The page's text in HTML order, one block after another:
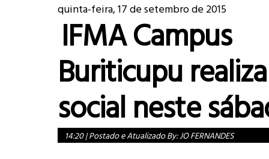
quinta-feira, 17 de setembro de 2015
IFMA Campus
Buriticupu
social neste
14:20|Postado e Atualizado By:JO FERNANDES